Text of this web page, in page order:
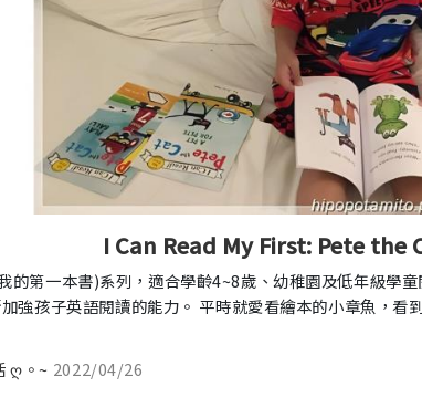
I Can Read My First: Pete the
第一本書)系列，適合學齡4~8歲、幼稚園及低年級學
強孩子英語閱讀的能力。 平時就愛看繪本的小章魚，看
ღ。~ 2022/04/26